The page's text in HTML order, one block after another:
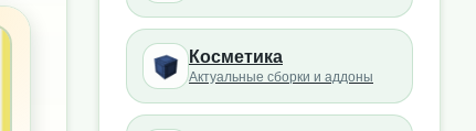
Косметика
Актуальные сборки и аддоны